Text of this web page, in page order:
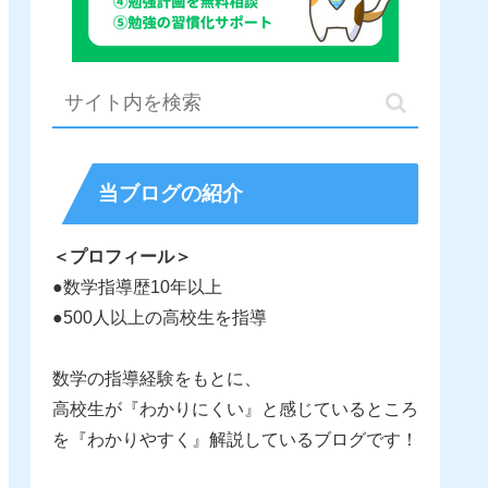
当ブログの紹介
＜プロフィール＞
●数学指導歴10年以上
●500人以上の高校生を指導
数学の指導経験をもとに、
高校生が『わかりにくい』と感じているところ
を『わかりやすく』解説しているブログです！